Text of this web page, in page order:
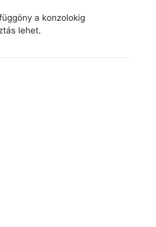
a konzolokig
lehet.